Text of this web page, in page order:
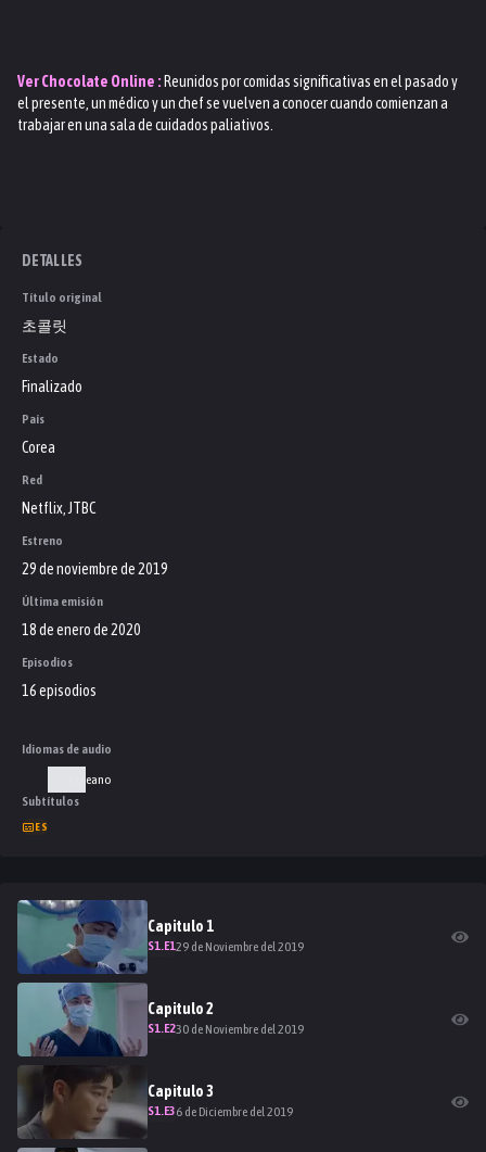
VerChocolate Online : Reunidos por comidas significativas en el pasado y
el presente, un médico y un chef se vuelven a conocer cuando comienzan a
trabajar en una sala de cuidados paliativos.
DETALLES
Título original
초콜릿
Estado
Finalizado
País
Corea
Red
Netflix, JTBC
Estreno
29 de noviembre de 2019
Última emisión
18 de enero de 2020
Episodios
16 episodios
Idiomas de audio
Coreano
Subtítulos
ES
Capitulo 1
S1.E129 de Noviembre del 2019
Capitulo2
S1.E230 de Noviembre del 2019
Capitulo3
S1.E36 de Diciembre del 2019